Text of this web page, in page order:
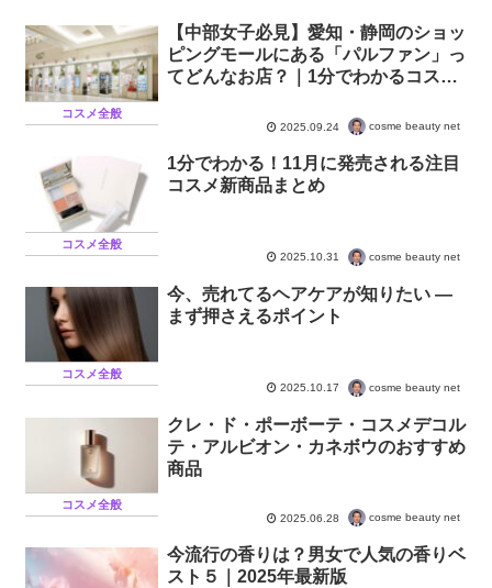
コスメ全般
【中部女子必見】愛知・静岡のショッ
ピングモールにある「パルファン」っ
てどんなお店？｜1分でわかるコスメ
2025.09.24 cosme beauty net
コスメ全般
1分でわかる！11月に発売される注目
コスメ新商品まとめ
2025.10.31 cosme beauty net
コスメ全般
今、売れてるヘアケアが知りたい —
まず押さえるポイント
2025.10.17 cosme beauty net
コスメ全般
クレ・ド・ポーボーテ・コスメデコル
テ・アルビオン・カネボウのおすすめ
商品
2025.06.28 cosme beauty net
今流行の香りは？男女で人気の香りベ
スト５｜2025年最新版